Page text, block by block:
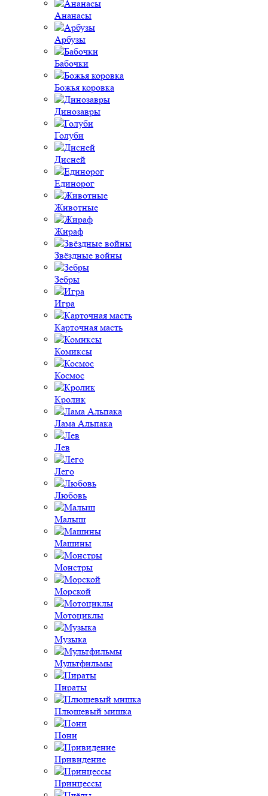
Ананасы
Арбузы
Бабочки
Божья коровка
Динозавры
Голуби
Дисней
Единорог
Животные
Жираф
Звёздные войны
Зебры
Игра
Карточная масть
Комиксы
Космос
Кролик
Лама Альпака
Лев
Лего
Любовь
Малыш
Машины
Монстры
Морской
Мотоциклы
Музыка
Мультфильмы
Пираты
Плюшевый мишка
Пони
Привидение
Принцессы